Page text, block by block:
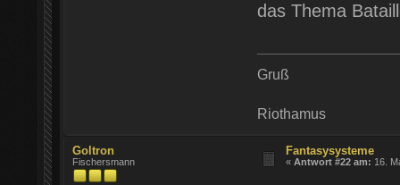
das Thema
Gruß
Riothamus
Goltron
Fischersmann
Fantasysysteme
«Antwort #22 am: 16.